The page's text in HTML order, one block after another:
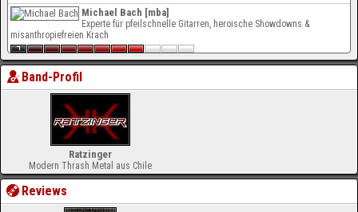
Michael Bach [mba]
Experte für pfeilschnelle Gitarren, heroische Showdowns &
misanthropiefreien Krach
Band-Profil
Ratzinger
Modern Thrash Metal aus Chile
Reviews